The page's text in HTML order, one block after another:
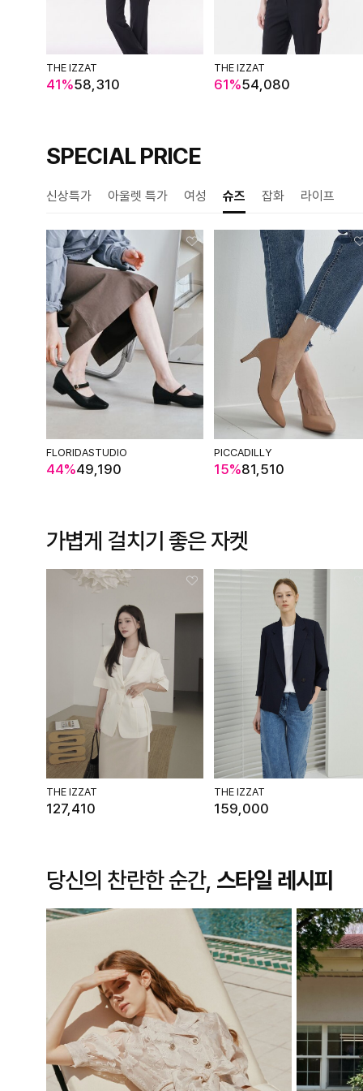
THE IZZAT
58,310
41%
THE IZZAT
54,080
61%
SPECIAL PRICE
신상특가 아울렛 특가 여성 슈즈 잡화 라이프
FLORIDASTUDIO
49,190
44%
PICCADILLY
81,510
15%
가볍게 걸치기 좋은자켓
THE IZZAT
127,410
THE IZZAT
159,000
당신의 찬란한 순간, 스타일 레시피